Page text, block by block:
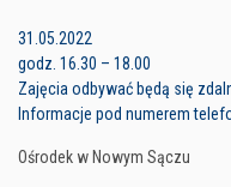
31.05.2022
godz. 16.30 – 18.00
Zajęcia odbywać będą się
Informacje pod numerem
Ośrodek w Nowym Sączu